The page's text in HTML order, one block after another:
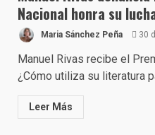
Nacional honra su
Maria Sánchez Peña 30
Manuel Rivas recibe el
¿Cómo utiliza su literatura
Leer Más